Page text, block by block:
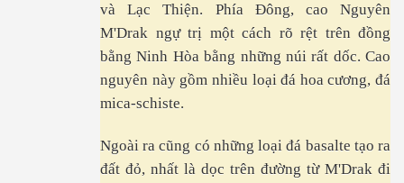
và Lạc Thiện. Phía Đông, cao Nguyên
M'Drak ngự trị một cách rõ rệt trên đồng
bằng Ninh Hòa bằng những núi rất dốc. Cao
nguyên này gồm nhiều loại đá hoa cương, đá
mica-schiste.
Ngoài ra cũng có những loại đá basalte tạo ra
đất đỏ, nhất là dọc trên đường từ M'Drak đi